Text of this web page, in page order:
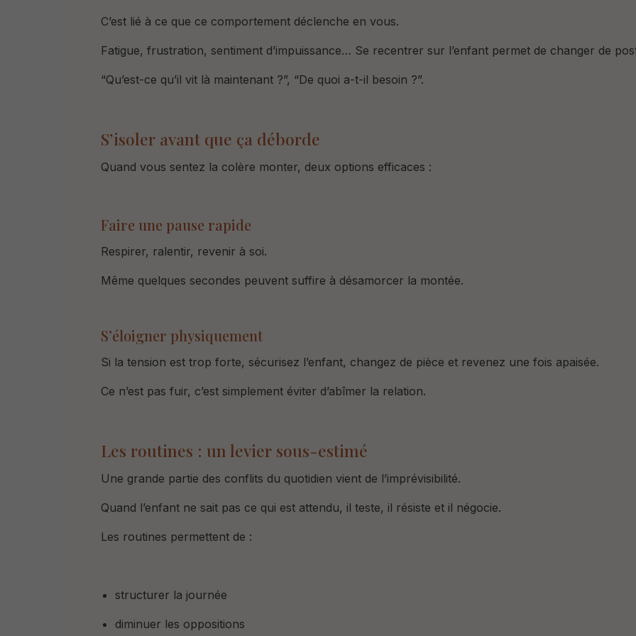
C’est lié à ce que ce comportement déclenche en vous.
Fatigue, frustration, sentiment d’impuissance… Se recentrer sur l’enfant permet de changer de
“Qu’est-ce qu’il vit là maintenant ?”, “De quoi a-t-il besoin ?”.
S’isoler avant que ça déborde
Quand vous sentez la colère monter, deux options efficaces :
Faire une pause rapide
Respirer, ralentir, revenir à soi.
Même quelques secondes peuvent suffire à désamorcer la montée.
S’éloigner physiquement
Si la tension est trop forte, sécurisez l’enfant, changez de pièce et revenez une fois apaisée.
Ce n’est pas fuir, c’est simplement éviter d’abîmer la relation.
Les routines : un levier sous-estimé
Une grande partie des conflits du quotidien vient de l’imprévisibilité.
Quand l’enfant ne sait pas ce qui est attendu, il teste, il résiste et il négocie.
Les routines permettent de :
structurer la journée
diminuer les oppositions